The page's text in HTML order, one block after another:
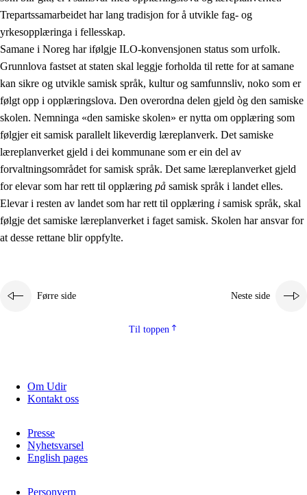
Trepartssamarbeidet har lang tradisjon for å utvikle fag- og
yrkesopplæringa i fellesskap.
Samane i Noreg har ifølgje ILO-konvensjonen status som urfolk.
Grunnlova fastset at staten skal leggje forholda til rette for at samane
kan sikre og utvikle samisk språk, kultur og samfunnsliv, noko som er
følgt opp i opplæringslova. Den overordna delen gjeld òg den samiske
skolen. Nemninga «den samiske skolen» er nytta om opplæring som
følgjer eit samisk parallelt likeverdig læreplanverk. Det samiske
læreplanverket gjeld i dei kommunane som er ein del av
forvaltningsområdet for samisk språk. Det same læreplanverket gjeld
for elevar som har rett til opplæring på samisk språk i landet elles.
Elevar i resten av landet som har rett til opplæring i samisk språk, skal
følgje det samiske læreplanverket i faget samisk. Skolen har ansvar for
at desse rettane blir oppfylte.
Førre side Neste side
Til toppen
Om Udir
Kontakt oss
Presse
Nyhetsvarsel
English pages
Personvern